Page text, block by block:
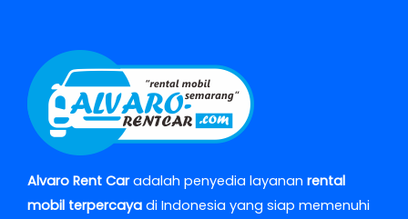
Alvaro Rent Caradalah penyedia layanan rental
mobil terpercaya di Indonesia yang siap memenuhi